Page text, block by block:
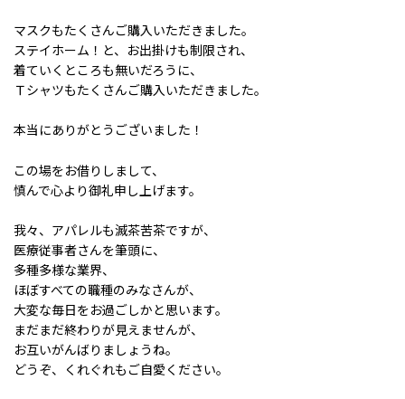
マスクもたくさんご購入いただきました。
ステイホーム！と、お出掛けも制限され、
着ていくところも無いだろうに、
Ｔシャツもたくさんご購入いただきました。
本当にありがとうございました！
この場をお借りしまして、
慎んで心より御礼申し上げます。
我々、アパレルも滅茶苦茶ですが、
医療従事者さんを筆頭に、
多種多様な業界、
ほぼすべての職種のみなさんが、
大変な毎日をお過ごしかと思います。
まだまだ終わりが見えませんが、
お互いがんばりましょうね。
どうぞ、くれぐれもご自愛ください。